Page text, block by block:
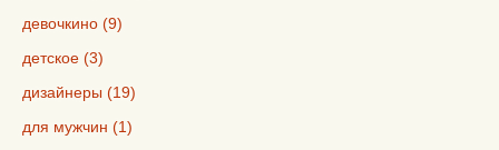
девочкино (9)
детское (3)
дизайнеры (19)
для мужчин (1)